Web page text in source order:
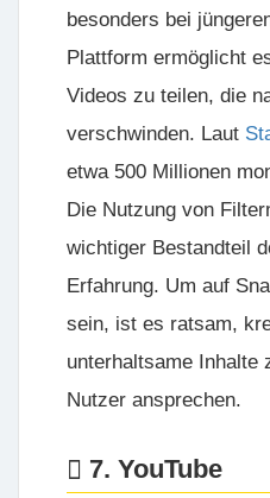
besonders bei
Plattform ermöglicht
Videos zu teilen, die
verschwinden. Laut
etwa 500 Millionen
Die Nutzung von
wichtiger Bestandteil
Erfahrung. Um auf
sein, ist es ratsam,
unterhaltsame Inhalte
Nutzer ansprechen.
7. YouTube